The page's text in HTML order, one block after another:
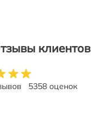
клиентов
5358 оценок